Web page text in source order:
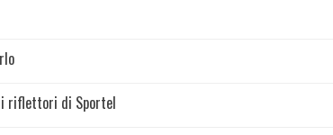
i riflettori di Sportel